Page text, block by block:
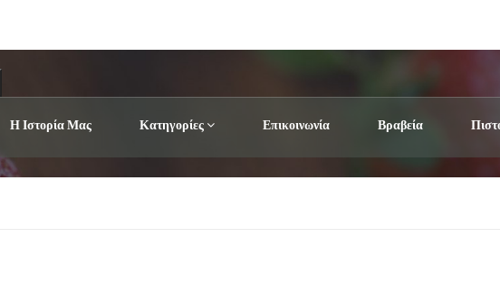
Η Ιστορία Μας Κατηγορίες Επικοινωνία Βραβεία